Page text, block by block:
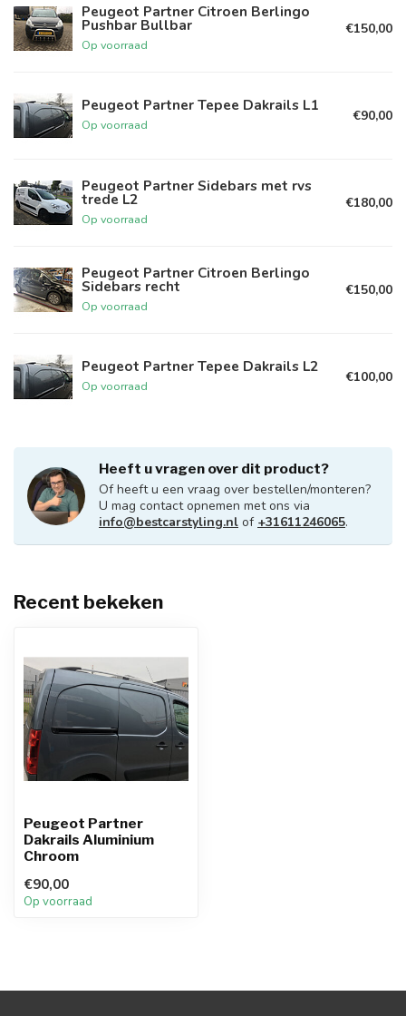
Peugeot Partner Citroen Berlingo
Pushbar Bullbar
Op voorraad
€150,00
Peugeot Partner Tepee Dakrails L1
Op voorraad
€90,00
Peugeot Partner Sidebars met rvs
trede L2
Op voorraad
€180,00
Peugeot Partner Citroen Berlingo
Sidebars recht
Op voorraad
€150,00
Peugeot Partner Tepee Dakrails L2
Op voorraad
€100,00
Heeft u vragen over dit product?
Of heeft u een vraag over bestellen/monteren?
U mag contact opnemen met ons via
info@bestcarstyling.nl of +31611246065.
Recent bekeken
Peugeot Partner
Dakrails Aluminium
Chroom
€90,00
Op voorraad